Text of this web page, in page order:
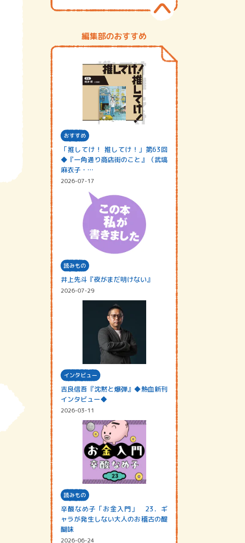
編集部のおすすめ
おすすめ
「推してけ！ 推してけ！」第63回
◆『一角通り商店街のこと』（武塙
麻衣子・…
2026-07-17
読みもの
井上先斗『夜がまだ明けない』
2026-07-29
インタビュー
吉良信吾『沈黙と爆弾』◆熱血新刊
インタビュー◆
2026-03-11
読みもの
辛酸なめ子「お金入門」 23．ギ
ャラが発生しない大人のお稽古の醍
醐味
2026-06-24